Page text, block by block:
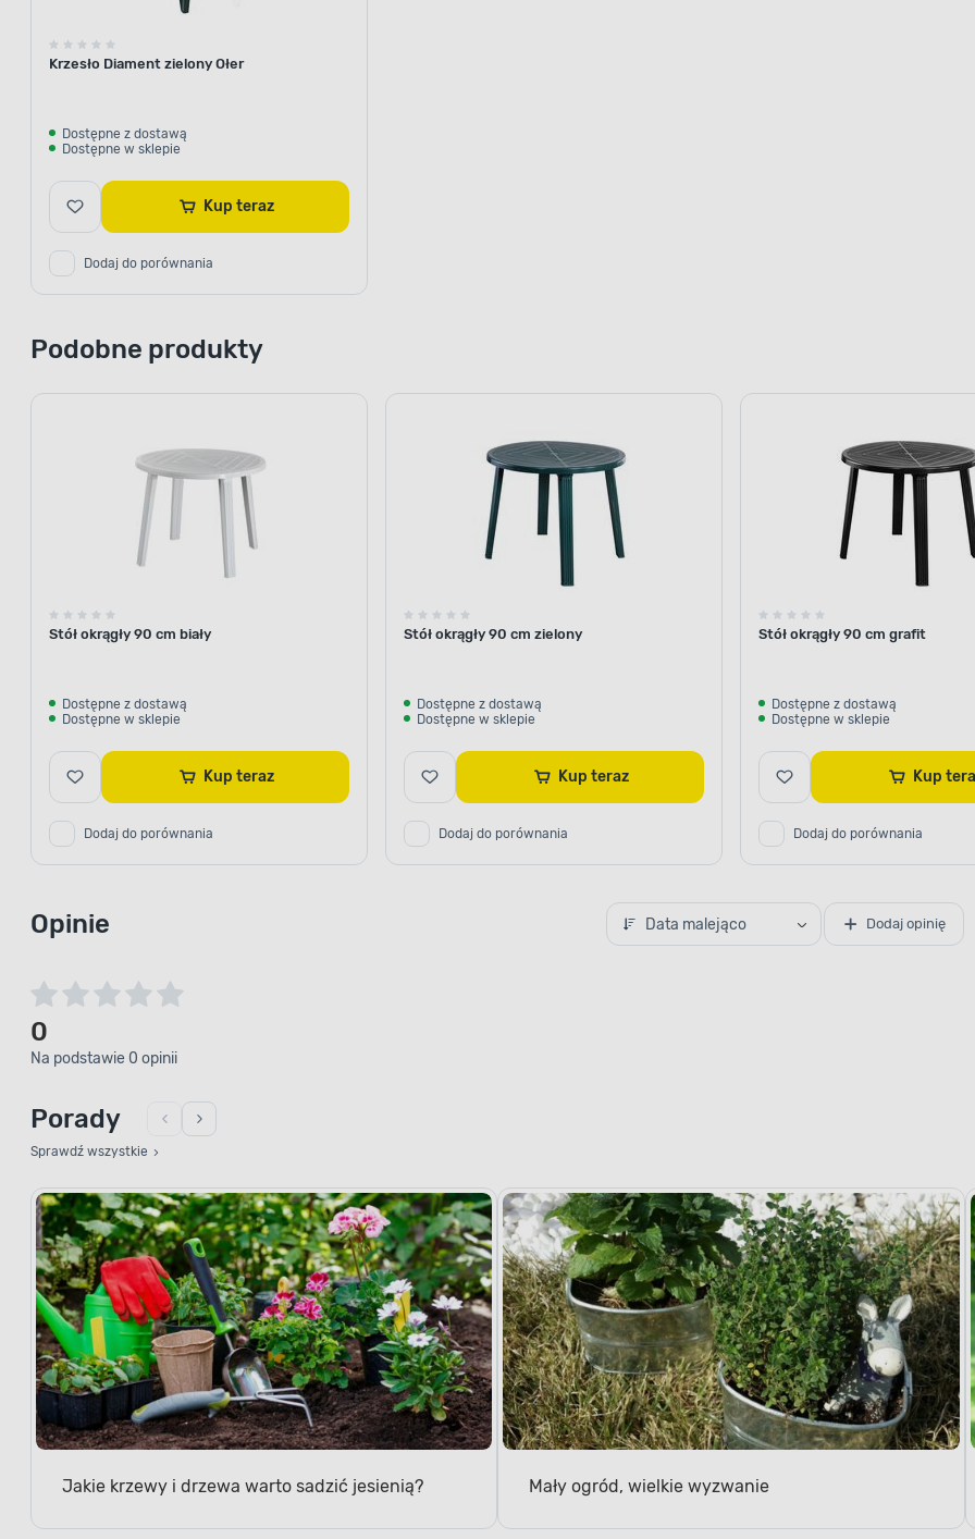
Krzesło Diament zielony Ołer
Dostępne z dostawą
Dostępne w sklepie
Kup teraz
Dodaj do porównania
Podobne produkty
Stół okrągły 90 cm biały
Dostępne z dostawą
Dostępne w sklepie
Kup teraz
Dodaj do porównania
Stół okrągły 90 cm zielony
Dostępne z dostawą
Dostępne w sklepie
Kup teraz
Dodaj do porównania
Stół okrągły 90 cm grafit
Dostępne z dostawą
Dostępne w sklepie
Kup
Dodaj do porównania
Opinie Data malejąco Dodaj opinię
0
Na podstawie 0 opinii
Porady
Sprawdź wszystkie
Jakie krzewy i drzewa warto sadzić jesienią? Mały ogród, wielkie wyzwanie